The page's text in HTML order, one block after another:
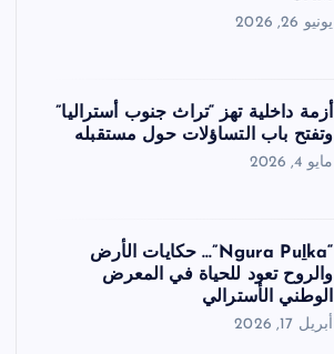
يونيو 26, 2026
أزمة داخلية تهز “تراث جنوب أستراليا”
وتفتح باب التساؤلات حول مستقبله
مايو 4, 2026
“Ngura Puḻka”… حكايات الأرض
والروح تعود للحياة في المعرض
الوطني الأسترالي
أبريل 17, 2026